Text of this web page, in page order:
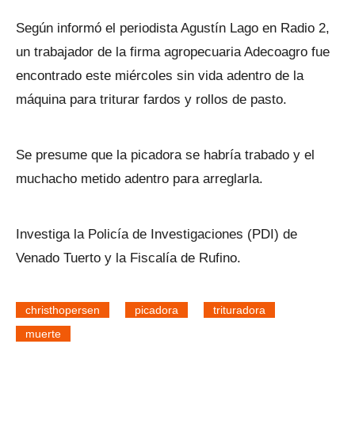
Según informó el periodista Agustín Lago en Radio 2,
un trabajador de la firma agropecuaria Adecoagro fue
encontrado este miércoles sin vida adentro de la
máquina para triturar fardos y rollos de pasto.
Se presume que la picadora se habría trabado y el
muchacho metido adentro para arreglarla.
Investiga la Policía de Investigaciones (PDI) de
Venado Tuerto y la Fiscalía de Rufino.
christhopersen picadora
trituradora
muerte